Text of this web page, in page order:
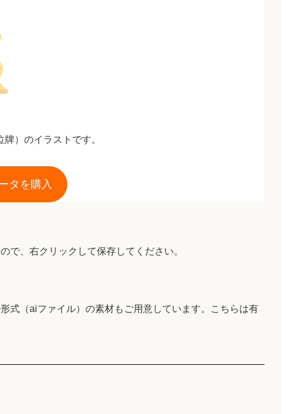
）のイラストです。
タを購入
で、右クリックして保存してください。
式（aiファイル）の素材もご用意しています。こちらは有